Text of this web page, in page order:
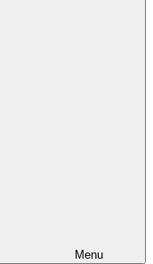
Menu